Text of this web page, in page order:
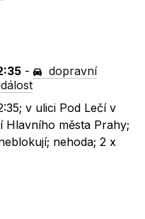
-
dopravní
v ulici Pod Lečí v
Hlavního města Prahy;
nehoda; 2 x